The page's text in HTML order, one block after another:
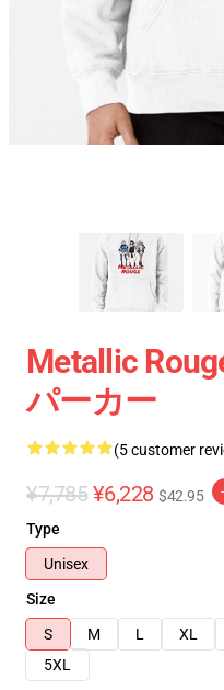
Metallic
パーカー
(5 customer
¥7,785 ¥6,228 $42.95
Type
Unisex
Size
S
M L XL
5XL